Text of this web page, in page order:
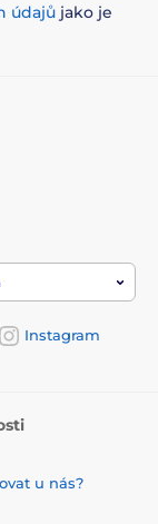
údajů jako je
Instagram
u nás?